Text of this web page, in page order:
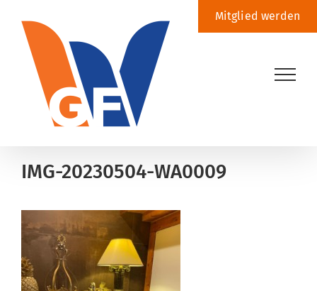
Inhalt
springen
Mitglied werden
IMG-20230504-WA0009